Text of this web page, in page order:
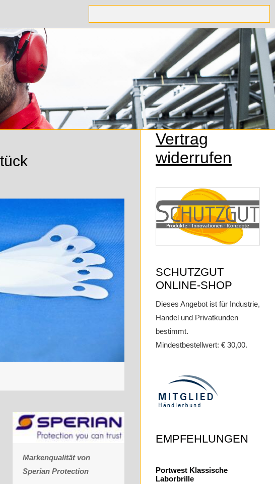
Markenqualität von
Sperian Protection
Vertrag
widerrufen
SCHUTZGUT
ONLINE-SHOP
Dieses Angebot ist für Industrie,
Handel und Privatkunden
bestimmt.
Mindestbestellwert: € 30,00.
EMPFEHLUNGEN
Portwest Klassische
Laborbrille